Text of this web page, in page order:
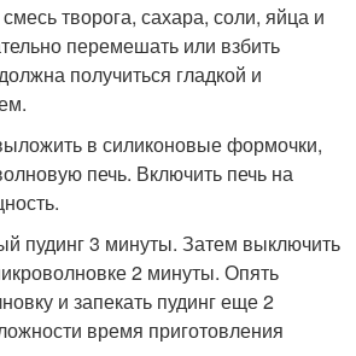
творога, сахара, соли, яйца и
перемешать или взбить
получиться гладкой и
в силиконовые формочки,
печь. Включить печь на
пудинг 3 минуты. Затем выключить
2 минуты. Опять
и запекать пудинг еще 2
время приготовления